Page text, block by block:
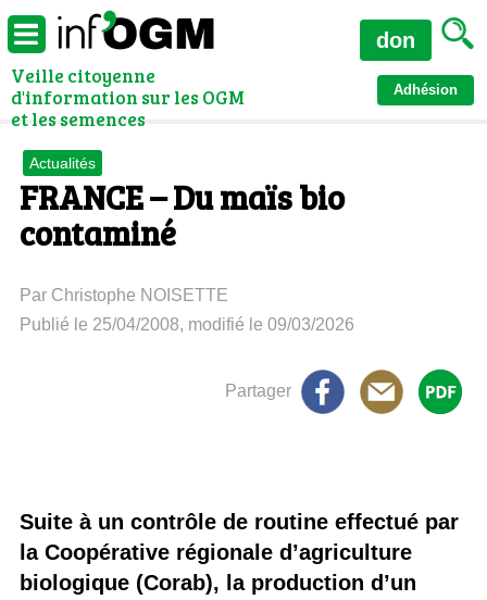
Veille citoyenne
d'information sur les OGM
et les semences
Adhésion
don
Actualités
FRANCE – Du maïs bio
contaminé
Par Christophe NOISETTE
Publié le 25/04/2008, modifié le 09/03/2026
Partager
Suite à un contrôle de routine effectué par
la Coopérative régionale d’agriculture
biologique (Corab), la production d’un